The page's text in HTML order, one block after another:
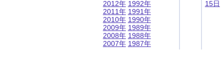
2012年
2011年
2010年
2009年
2008年
2007年
1992年
1991年
1990年
1989年
1988年
1987年
15日